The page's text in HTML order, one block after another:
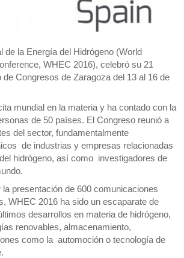
de la Energía del Hidrógeno (World
WHEC 2016), celebró su 21
de Congresos de Zaragoza del 13 al 16 de
mundial en la materia y ha contado con la
de 50 países. El Congreso reunió a
del sector, fundamentalmente
de industrias y empresas relacionadas
hidrógeno, así como investigadores de
presentación de 600 comunicaciones
WHEC 2016 ha sido un escaparate de
desarrollos en materia de hidrógeno,
renovables, almacenamiento,
como la automoción o tecnología de